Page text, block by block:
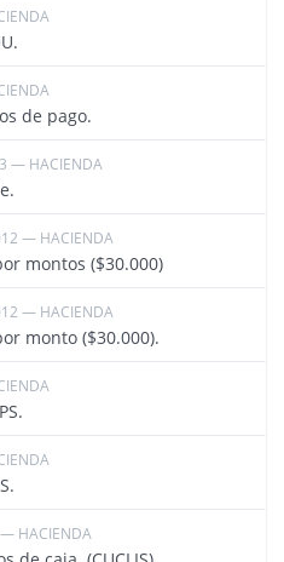
de pago.
— HACIENDA
— HACIENDA
montos ($30.000)
— HACIENDA
monto ($30.000).
HACIENDA